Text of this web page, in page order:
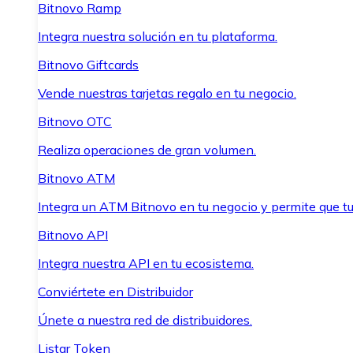
Bitnovo Ramp
Integra nuestra solución en tu plataforma.
Bitnovo Giftcards
Vende nuestras tarjetas regalo en tu negocio.
Bitnovo OTC
Realiza operaciones de gran volumen.
Bitnovo ATM
Integra un ATM Bitnovo en tu negocio y permite que
Bitnovo API
Integra nuestra API en tu ecosistema.
Conviértete en Distribuidor
Únete a nuestra red de distribuidores.
Listar Token